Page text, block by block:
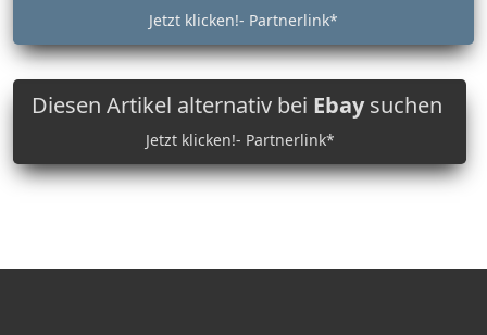
Jetzt klicken!- Partnerlink*
Diesen Artikel alternativ bei Ebaysuchen
Jetzt klicken!- Partnerlink*